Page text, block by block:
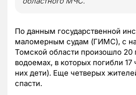
По данным государственной
маломерным судам (ГИМС), с
Томской области произошло 20
водоемах, в которых погибли 17
них дети). Еще четверых
спасти.